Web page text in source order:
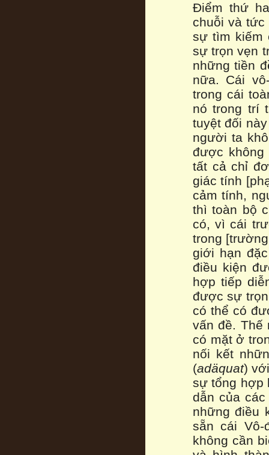
Điểm thứ
chuỗi và tức
sự tìm kiếm
sự trọn vẹn
những tiền
nữa. Cái
trong cái
nó trong trí
tuyệt đối
người ta
được
tất cả chỉ
giác tính
cảm tính,
thì toàn bộ
có, vì cái
trong
giới hạn
điều kiện
hợp tiếp
được sự
có thể có
vấn đề. Thế
có mặt ở
nối kết
(adäquat)
sự tổng hợp
dẫn của
những điều
sẵn cái
không cần